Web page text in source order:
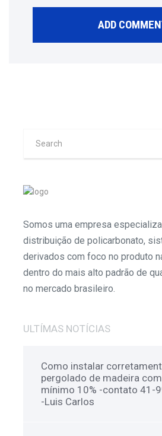
Somos uma empresa
distribuição de policarbonato,
derivados com foco no produto
dentro do mais alto padrão de
no mercado brasileiro.
ULTÍMAS NOTÍCIAS
Como instalar
pergolado de madeira
mínimo 10% -contato 41-
-Luis Carlos